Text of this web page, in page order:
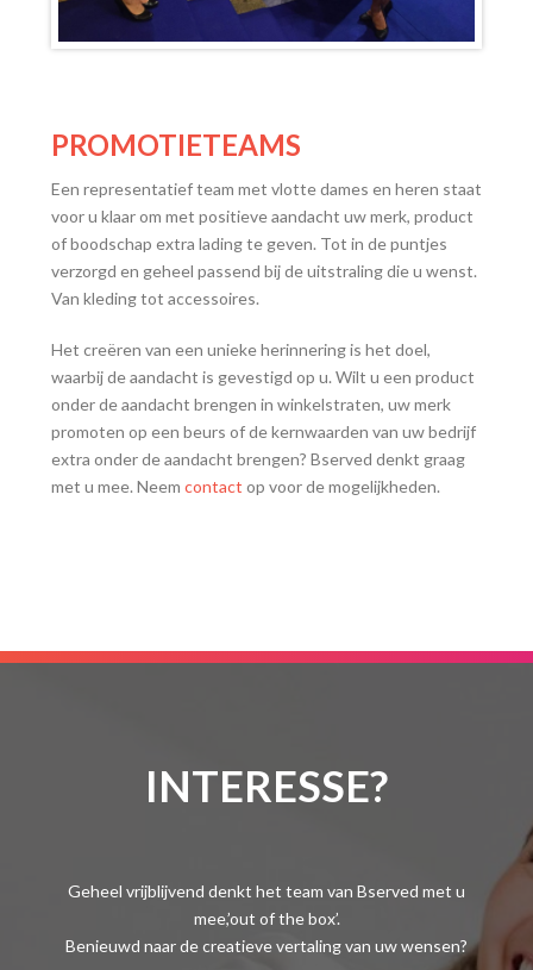
PROMOTIETEAMS
Een representatief team met vlotte dames en heren staat
voor u klaar om met positieve aandacht uw merk, product
of boodschap extra lading te geven. Tot in de puntjes
verzorgd en geheel passend bij de uitstraling die u wenst.
Van kleding tot accessoires.
Het creëren van een unieke herinnering is het doel,
waarbij de aandacht is gevestigd op u. Wilt u een product
onder de aandacht brengen in winkelstraten, uw merk
promoten op een beurs of de kernwaarden van uw bedrijf
extra onder de aandacht brengen? Bserved denkt graag
met u mee. Neem contact op voor de mogelijkheden.
INTERESSE?
Geheel vrijblijvend denkt het team van Bserved met u
mee,’out of the box’.
Benieuwd naar de creatieve vertaling van uw wensen?